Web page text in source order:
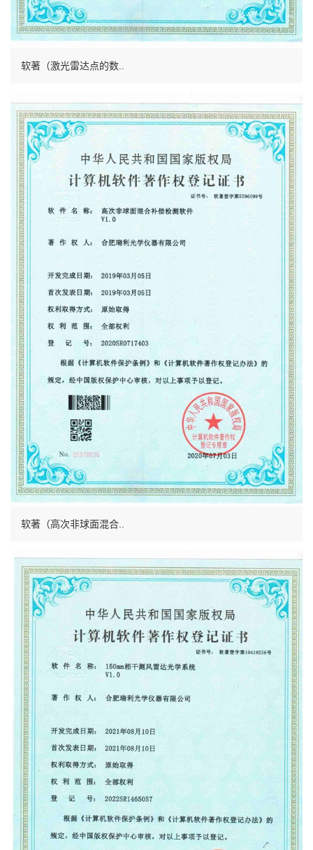
软著（激光雷达点的数..
软著（高次非球面混合..